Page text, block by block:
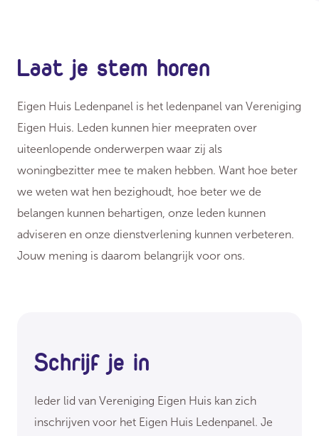
Laat je stem horen
Eigen Huis Ledenpanel is het ledenpanel van Vereniging
Eigen Huis. Leden kunnen hier meepraten over
uiteenlopende onderwerpen waar zij als
woningbezitter mee te maken hebben. Want hoe beter
we weten wat hen bezighoudt, hoe beter we de
belangen kunnen behartigen, onze leden kunnen
adviseren en onze dienstverlening kunnen verbeteren.
Jouw mening is daarom belangrijk voor ons.
Schrijf je in
Ieder lid van Vereniging Eigen Huis kan zich
inschrijven voor het Eigen Huis Ledenpanel. Je